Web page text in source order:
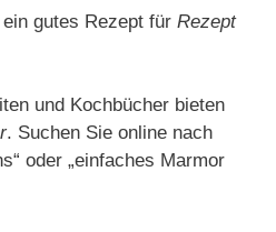
gutes Rezept für Rezept
und Kochbücher bieten
. Suchen Sie online nach
oder „einfaches Marmor